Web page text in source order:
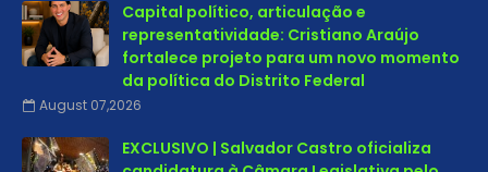
Capital político, articulação e
representatividade: Cristiano Araújo
fortalece projeto para um novo momento
da política do Distrito Federal
August 07,2026
EXCLUSIVO | Salvador Castro oficializa